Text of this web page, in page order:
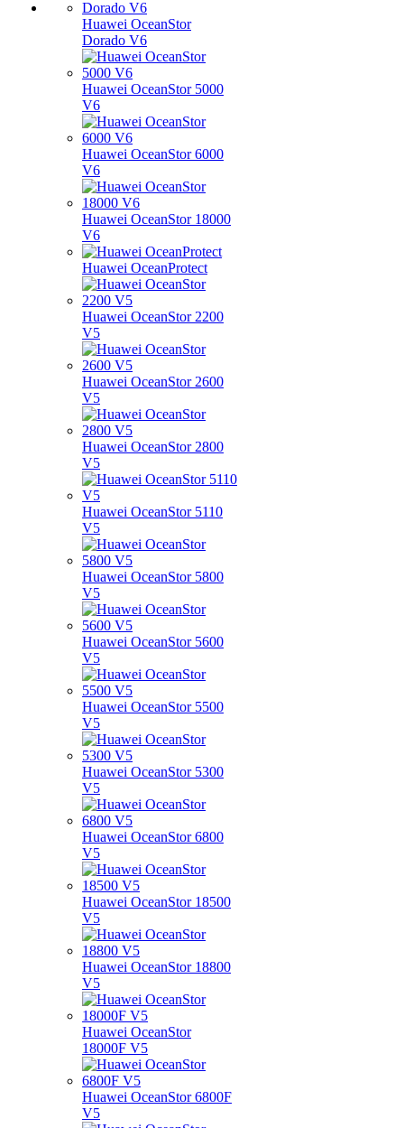
Huawei OceanStor
Dorado V6
Huawei OceanStor 5000
V6
Huawei OceanStor 6000
V6
Huawei OceanStor 18000
V6
Huawei OceanProtect
Huawei OceanStor 2200
V5
Huawei OceanStor 2600
V5
Huawei OceanStor 2800
V5
Huawei OceanStor 5110
V5
Huawei OceanStor 5800
V5
Huawei OceanStor 5600
V5
Huawei OceanStor 5500
V5
Huawei OceanStor 5300
V5
Huawei OceanStor 6800
V5
Huawei OceanStor 18500
V5
Huawei OceanStor 18800
V5
Huawei OceanStor
18000F V5
Huawei OceanStor 6800F
V5